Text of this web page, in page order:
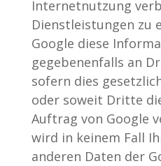
Internetnutzung
Dienstleistungen zu
Google diese
gegebenenfalls an
sofern dies
oder soweit Dritte
Auftrag von Google
wird in keinem Fall
anderen Daten der